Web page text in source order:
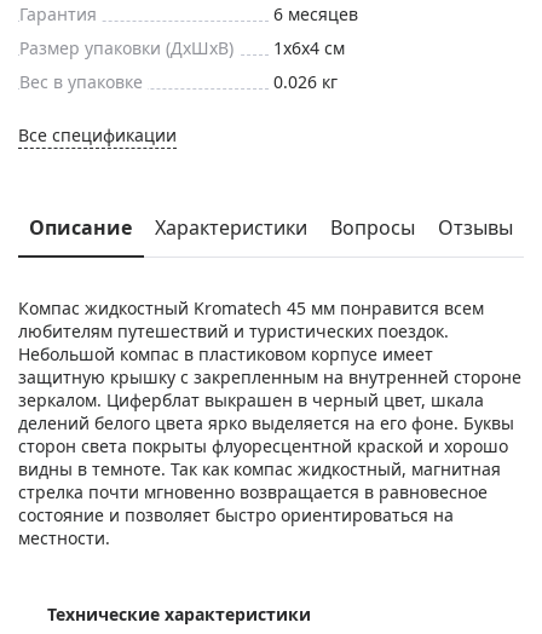
Гарантия
6 месяцев
Размер упаковки (ДxШxВ)
1x6x4 см
Вес в упаковке
0.026 кг
Все спецификации
Описание Характеристики Вопросы Отзывы
Компас жидкостный Kromatech 45 мм понравится всем
любителям путешествий и туристических поездок.
Небольшой компас в пластиковом корпусе имеет
защитную крышку с закрепленным на внутренней стороне
зеркалом. Циферблат выкрашен в черный цвет, шкала
делений белого цвета ярко выделяется на его фоне. Буквы
сторон света покрыты флуоресцентной краской и хорошо
видны в темноте. Так как компас жидкостный, магнитная
стрелка почти мгновенно возвращается в равновесное
состояние и позволяет быстро ориентироваться на
местности.
Технические характеристики